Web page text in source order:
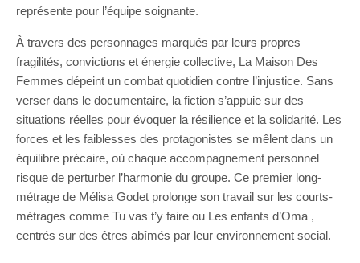
représente pour l’équipe soignante.
À travers des personnages marqués par leurs propres
fragilités, convictions et énergie collective, La Maison Des
Femmes dépeint un combat quotidien contre l’injustice. Sans
verser dans le documentaire, la fiction s’appuie sur des
situations réelles pour évoquer la résilience et la solidarité. Les
forces et les faiblesses des protagonistes se mêlent dans un
équilibre précaire, où chaque accompagnement personnel
risque de perturber l’harmonie du groupe. Ce premier long-
métrage de Mélisa Godet prolonge son travail sur les courts-
métrages comme Tu vas t’y faire ou Les enfants d’Oma ,
centrés sur des êtres abîmés par leur environnement social.